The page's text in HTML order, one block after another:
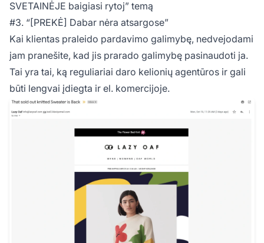
SVETAINĖJE baigiasi rytoj” temą
#3. “[PREKĖ] Dabar nėra atsargose”
Kai klientas praleido pardavimo galimybę, nedvejodami
jam pranešite, kad jis prarado galimybę pasinaudoti ja.
Tai yra tai, ką reguliariai daro kelionių agentūros ir gali
būti lengvai įdiegta ir el. komercijoje.